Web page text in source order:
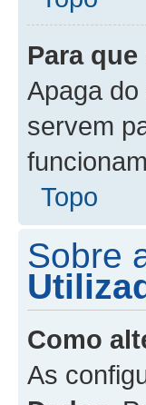
Para
Apaga
servem
Topo
Sobre
Como
As